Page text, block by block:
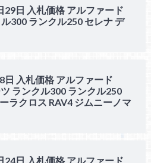
日 入札価格 アルファード
300 ランクル250 セレナ デ
入札価格 アルファード
ランクル300 ランクル250
ラクロス RAV4 ジムニーノマ
日 入札価格 アルファード